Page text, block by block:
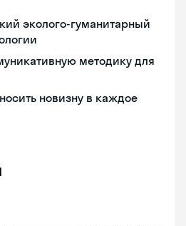
эколого-гуманитарный
методику для
новизну в каждое